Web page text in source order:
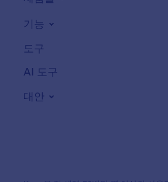
기능
도구
AI 도구
대안